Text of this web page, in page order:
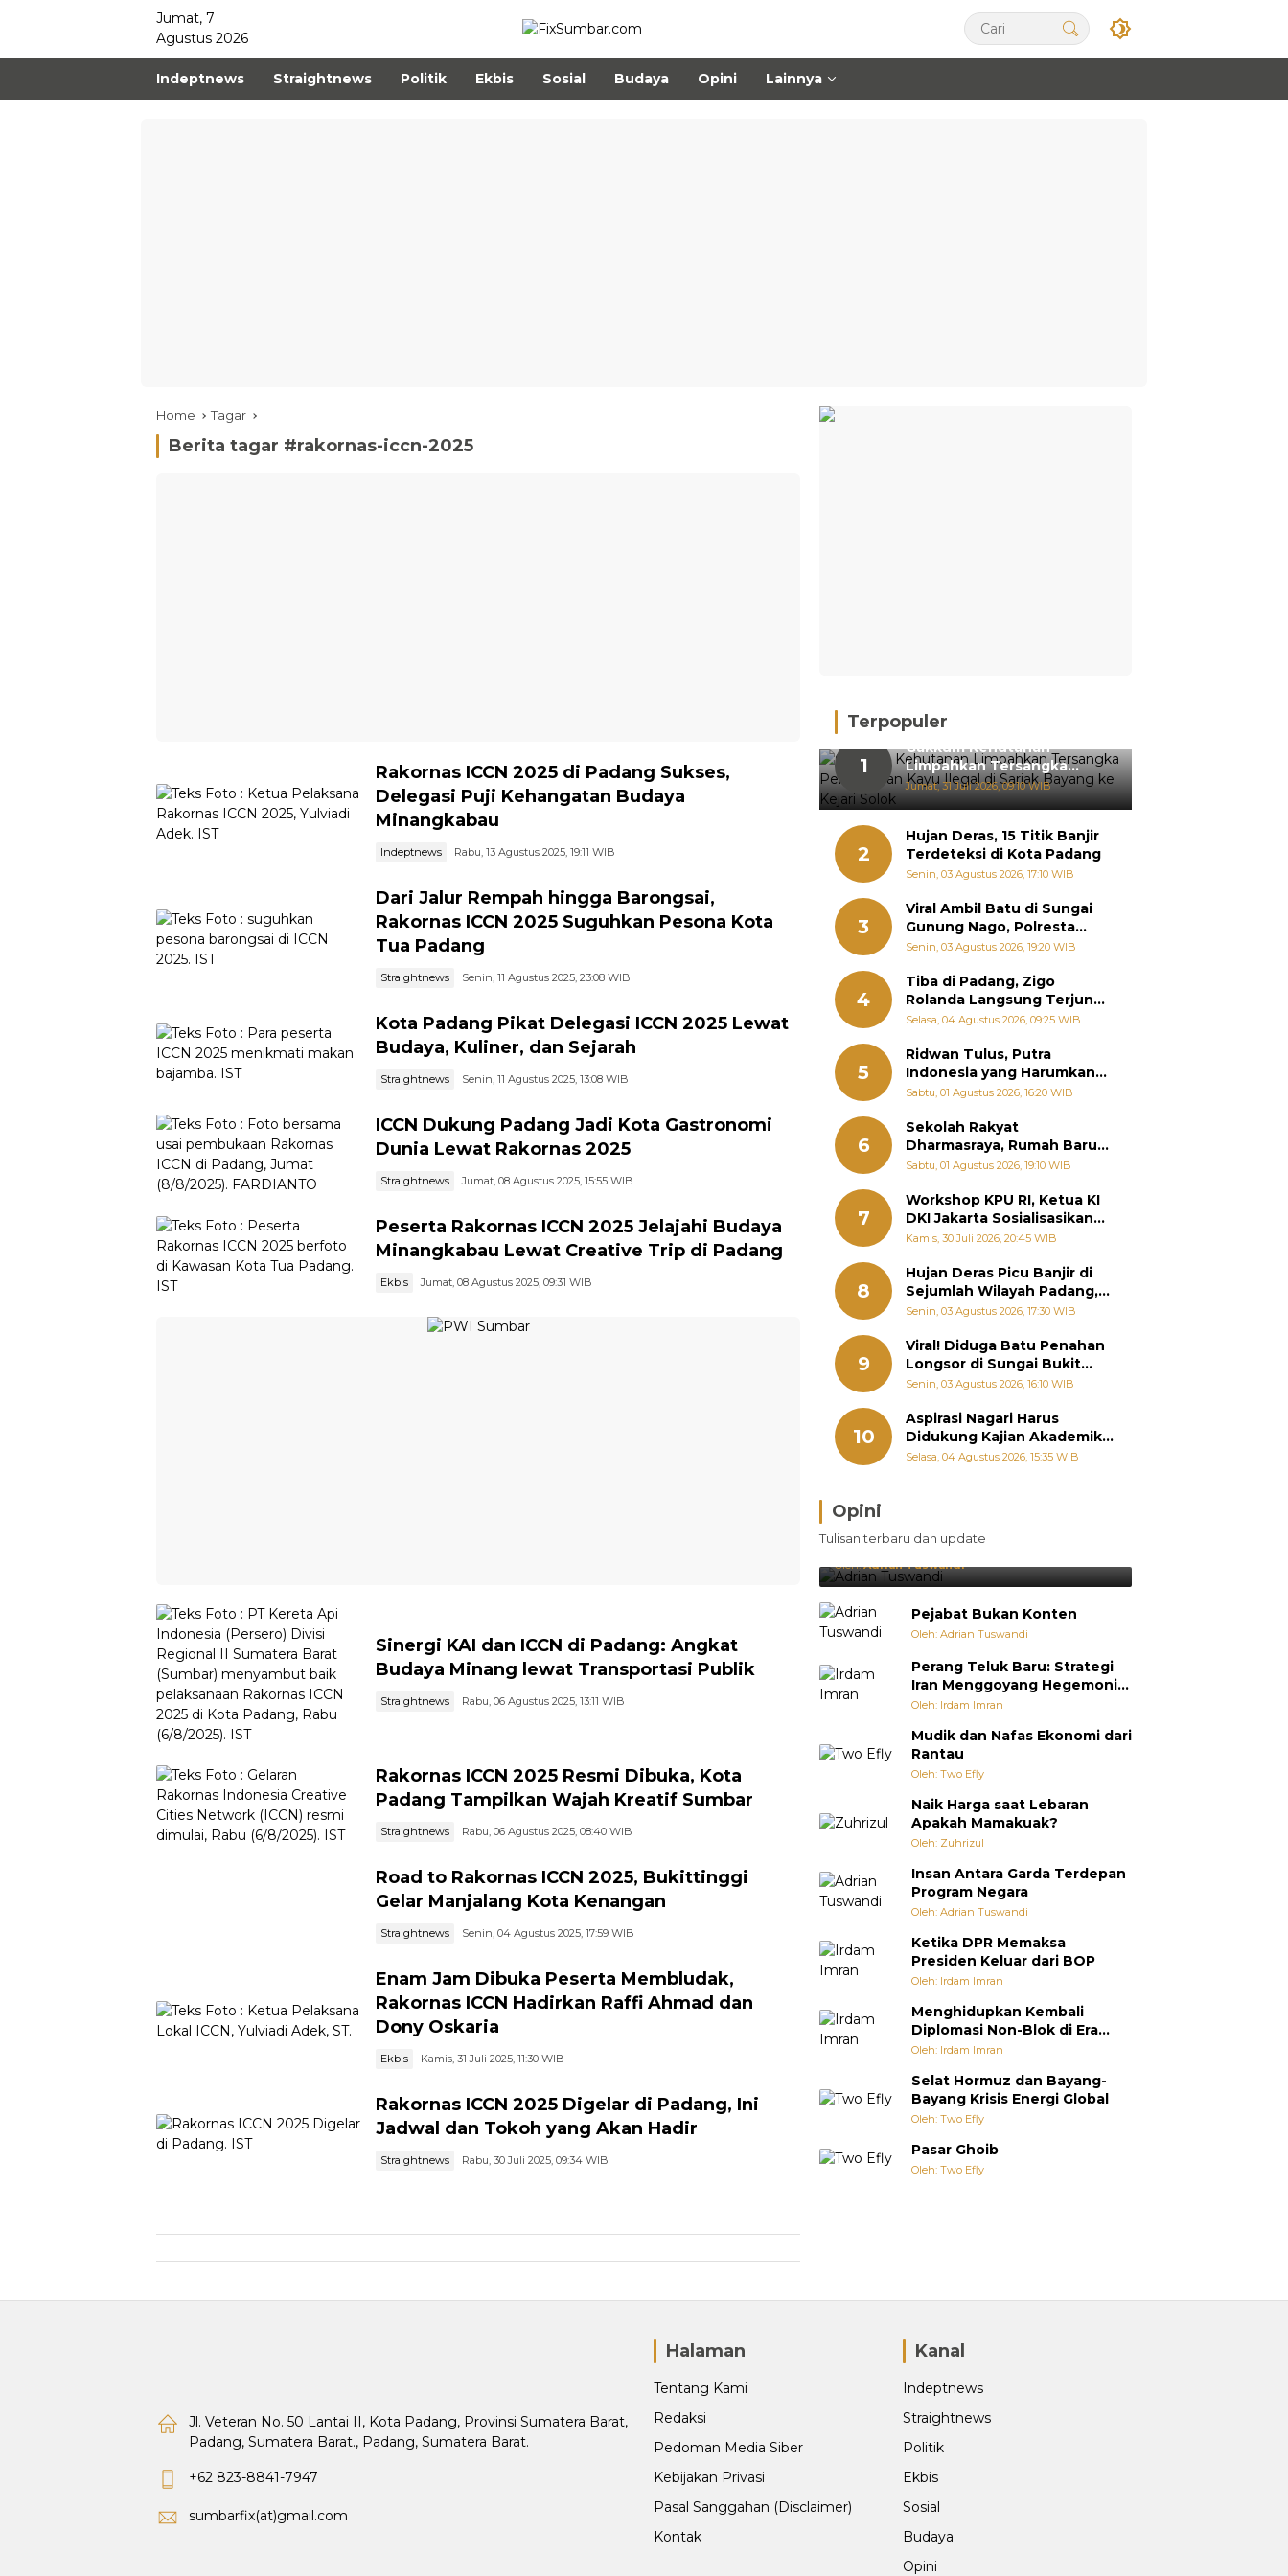
Jumat, 7
Agustus 2026
Indeptnews Straightnews Politik Ekbis Sosial Budaya Opini Lainnya
Home Tagar
Berita tagar #rakornas-iccn-2025
Rakornas ICCN 2025 di Padang Sukses,
Delegasi Puji Kehangatan Budaya
Minangkabau
Indeptnews Rabu, 13 Agustus 2025, 19:11 WIB
Dari Jalur Rempah hingga Barongsai,
Rakornas ICCN 2025 Suguhkan Pesona Kota
Tua Padang
Straightnews Senin, 11 Agustus 2025, 23:08 WIB
Kota Padang Pikat Delegasi ICCN 2025 Lewat
Budaya, Kuliner, dan Sejarah
Straightnews Senin, 11 Agustus 2025, 13:08 WIB
ICCN Dukung Padang Jadi Kota Gastronomi
Dunia Lewat Rakornas 2025
Straightnews Jumat, 08 Agustus 2025, 15:55 WIB
Peserta Rakornas ICCN 2025 Jelajahi Budaya
Minangkabau Lewat Creative Trip di Padang
Ekbis Jumat, 08 Agustus 2025, 09:31 WIB
Sinergi KAI dan ICCN di Padang: Angkat
Budaya Minang lewat Transportasi Publik
Straightnews Rabu, 06 Agustus 2025, 13:11 WIB
Rakornas ICCN 2025 Resmi Dibuka, Kota
Padang Tampilkan Wajah Kreatif Sumbar
Straightnews Rabu, 06 Agustus 2025, 08:40 WIB
Road to Rakornas ICCN 2025, Bukittinggi
Gelar Manjalang Kota Kenangan
Straightnews Senin, 04 Agustus 2025, 17:59 WIB
Enam Jam Dibuka Peserta Membludak,
Rakornas ICCN Hadirkan Raffi Ahmad dan
Dony Oskaria
Ekbis Kamis, 31 Juli 2025, 11:30 WIB
Rakornas ICCN 2025 Digelar di Padang, Ini
Jadwal dan Tokoh yang Akan Hadir
Straightnews Rabu, 30 Juli 2025, 09:34 WIB
Terpopuler
1
Gakkum Kehutanan
Limpahkan Tersangka
Pemanenan Kayu Ilegal di
Sariak Bayang ke Kejari
Jumat, 31 Juli 2026, 09:10 WIB
2
Hujan Deras, 15 Titik Banjir
Terdeteksi di Kota Padang
Senin, 03 Agustus 2026, 17:10 WIB
3
Viral Ambil Batu di Sungai
Gunung Nago, Polresta
Padang Ungkap Fakta
Senin, 03 Agustus 2026, 19:20 WIB
4
Tiba di Padang, Zigo
Rolanda Langsung Terjun
Bantu Warga Terdampak
Selasa, 04 Agustus 2026, 09:25 WIB
5
Ridwan Tulus, Putra
Indonesia yang Harumkan
Nama Bangsa hingga
Jepang
Sabtu, 01 Agustus 2026, 16:20 WIB
6
Sekolah Rakyat
Dharmasraya, Rumah Baru
268 Anak Menggapai Mimpi
Kemiskinan
Sabtu, 01 Agustus 2026, 19:10 WIB
7
Workshop KPU RI, Ketua KI
DKI Jakarta Sosialisasikan
Hukum Acara Penyelesaian
Kamis, 30 Juli 2026, 20:45 WIB
8
Hujan Deras Picu Banjir di
Sejumlah Wilayah Padang,
Fadly Amran Perintahkan
Senin, 03 Agustus 2026, 17:30 WIB
9
Viral! Diduga Batu Penahan
Longsor di Sungai Bukit
Nago Padang Diambil, Warga
Senin, 03 Agustus 2026, 16:10 WIB
10
Aspirasi Nagari Harus
Didukung Kajian Akademik,
Zigo Rolanda: Agar Mudah
Selasa, 04 Agustus 2026, 15:35 WIB
Opini
Tulisan terbaru dan update
Brasil Lebih Diunggulkan, tetapi
Jepang Selalu Punya Cara Membuat
Kejutan
Oleh:Adrian Tuswandi
Pejabat Bukan Konten
Oleh: Adrian Tuswandi
Perang Teluk Baru: Strategi
Iran Menggoyang Hegemoni
AS dari Dalam
Oleh: Irdam Imran
Mudik dan Nafas Ekonomi dari
Rantau
Oleh: Two Efly
Naik Harga saat Lebaran
Apakah Mamakuak?
Oleh: Zuhrizul
Insan Antara Garda Terdepan
Program Negara
Oleh: Adrian Tuswandi
Ketika DPR Memaksa
Presiden Keluar dari BOP
Oleh: Irdam Imran
Menghidupkan Kembali
Diplomasi Non-Blok di Era
Multipolar
Oleh: Irdam Imran
Selat Hormuz dan Bayang-
Bayang Krisis Energi Global
Oleh: Two Efly
Pasar Ghoib
Oleh: Two Efly
Jl. Veteran No. 50 Lantai II, Kota Padang, Provinsi Sumatera Barat,
Padang, Sumatera Barat., Padang, Sumatera Barat.
+62 823-8841-7947
sumbarfix(at)gmail.com
Halaman
Tentang Kami
Redaksi
Pedoman Media Siber
Kebijakan Privasi
Pasal Sanggahan (Disclaimer)
Kontak
Kanal
Indeptnews
Straightnews
Politik
Ekbis
Sosial
Budaya
Opini